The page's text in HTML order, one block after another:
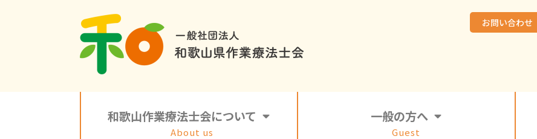
お問い合わせ
和歌山作業療法士会について
About us
一般の方へ
Guest